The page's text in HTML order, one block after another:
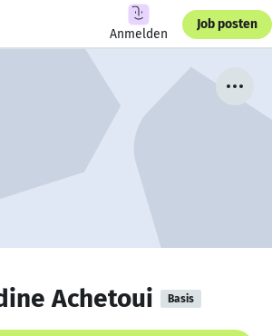
Anmelden
Job posten
Achetoui Basis